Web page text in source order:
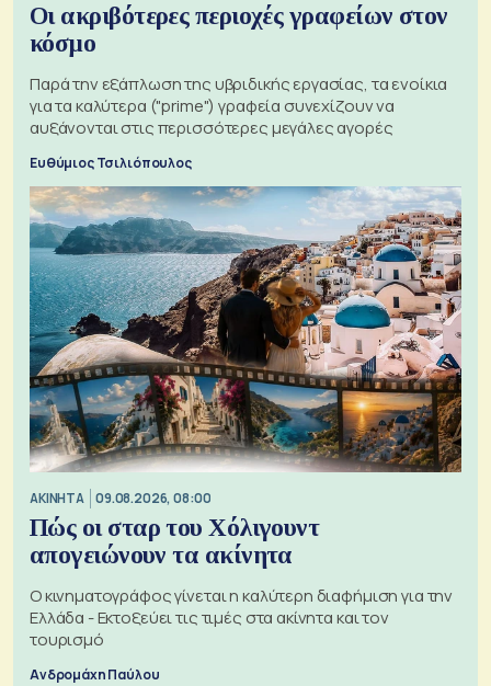
Οι ακριβότερες περιοχές γραφείων στον
κόσμο
Παρά την εξάπλωση της υβριδικής εργασίας, τα ενοίκια
για τα καλύτερα ("prime") γραφεία συνεχίζουν να
αυξάνονται στις περισσότερες μεγάλες αγορές
Ευθύμιος Τσιλιόπουλος
ΑΚΙΝΗΤΑ 09.08.2026, 08:00
Πώς οι σταρ του Χόλιγουντ
απογειώνουν τα ακίνητα
Ο κινηματογράφος γίνεται η καλύτερη διαφήμιση για την
Ελλάδα - Εκτοξεύει τις τιμές στα ακίνητα και τον
τουρισμό
Ανδρομάχη Παύλου